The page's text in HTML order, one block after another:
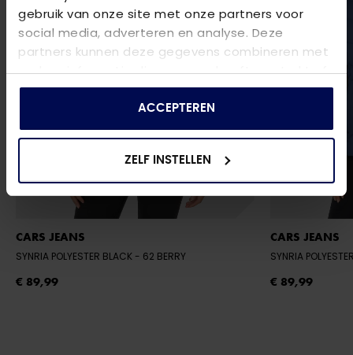
gebruik van onze site met onze partners voor
social media, adverteren en analyse. Deze
partners kunnen deze gegevens combineren met
andere informatie die u aan ze heeft verstrekt of
die ze hebben verzameld op basis van uw gebruik
ACCEPTEREN
ZELF INSTELLEN
CARS JEANS
SYNRIA POLYESTER BLACK - 62 BERRY
€ 89,99
CARS JEANS
SYNRIA
€ 89,99